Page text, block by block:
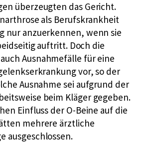
überzeugten das Gericht.
als Berufskrankheit
nur anzuerkennen, wenn sie
auftritt. Doch die
Ausnahmefälle für eine
vor, so der
Ausnahme sei aufgrund der
beim Kläger gegeben.
Einfluss der O-Beine auf die
mehrere ärztliche
ausgeschlossen.